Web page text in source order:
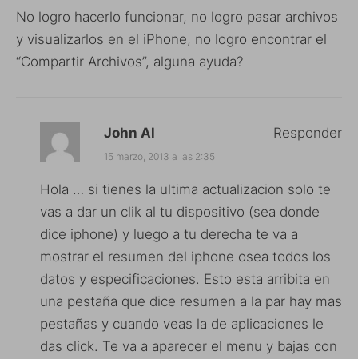
No logro hacerlo funcionar, no logro pasar archivos
y visualizarlos en el iPhone, no logro encontrar el
“Compartir Archivos”, alguna ayuda?
John Al
15 marzo, 2013 a las 2:35
Hola … si tienes la ultima actualizacion solo te
vas a dar un clik al tu dispositivo (sea donde
dice iphone) y luego a tu derecha te va a
mostrar el resumen del iphone osea todos los
datos y especificaciones. Esto esta arribita en
una pestaña que dice resumen a la par hay mas
pestañas y cuando veas la de aplicaciones le
das click. Te va a aparecer el menu y bajas con
Responder